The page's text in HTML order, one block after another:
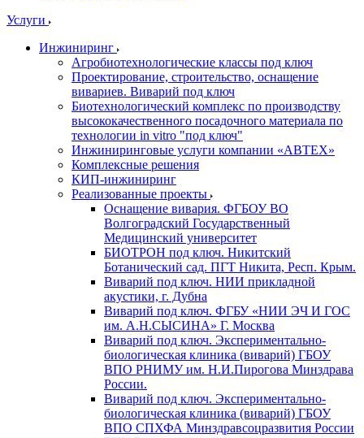
Услуги
Инжиниринг
Агробиотехнологические классы под ключ
Проектирование, строительство, оснащение
вивариев. Виварий под ключ
Биотехнологический комплекс по производству
высококачественного посадочного материала по
технологии in vitro "под ключ"
Инжиниринговые услуги компании «АВТЕХ»
Комплексные решения
КИП-инжиниринг
Реализованные проекты
Оснащение вивария. ФГБОУ ВО
Волгоградский Государственный
Медицинский университет
БИОТРОН под ключ. Никитский
Ботанический сад. ПГТ Никита, Респ. Крым.
Виварий под ключ. НИИ прикладной
акустики, г. Дубна
Виварий под ключ. ФГБУ «НИИ ЭЧ И ГОС
им. А.Н.СЫСИНА» Г. Москва
Виварий под ключ. Экспериментально-
биологическая клиника (виварий) ГБОУ
ВПО РНИМУ им. Н.И.Пирогова Минздрава
России.
Виварий под ключ. Экспериментально-
биологическая клиника (виварий) ГБОУ
ВПО СПХФА Минздравсоцразвития России